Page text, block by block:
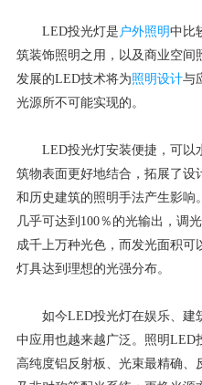
LED投光灯是 户外照明中比
筑装饰照明之用，以及商业空间
发展的LED技术将为照明设计与
光源所不可能实现的。
LED投光灯安装便捷，可以
筑物表面更好地结合，拓展了设
和历史建筑的照明手法产生影响
几乎可达到100％的光输出，调
成千上万种光色，而发光面积可
灯具达到理想的光强分布。
如今LED投光灯在娱乐、建筑
中应用也越来越广泛。照明LED
高纯度铝反射板、光束最精确、